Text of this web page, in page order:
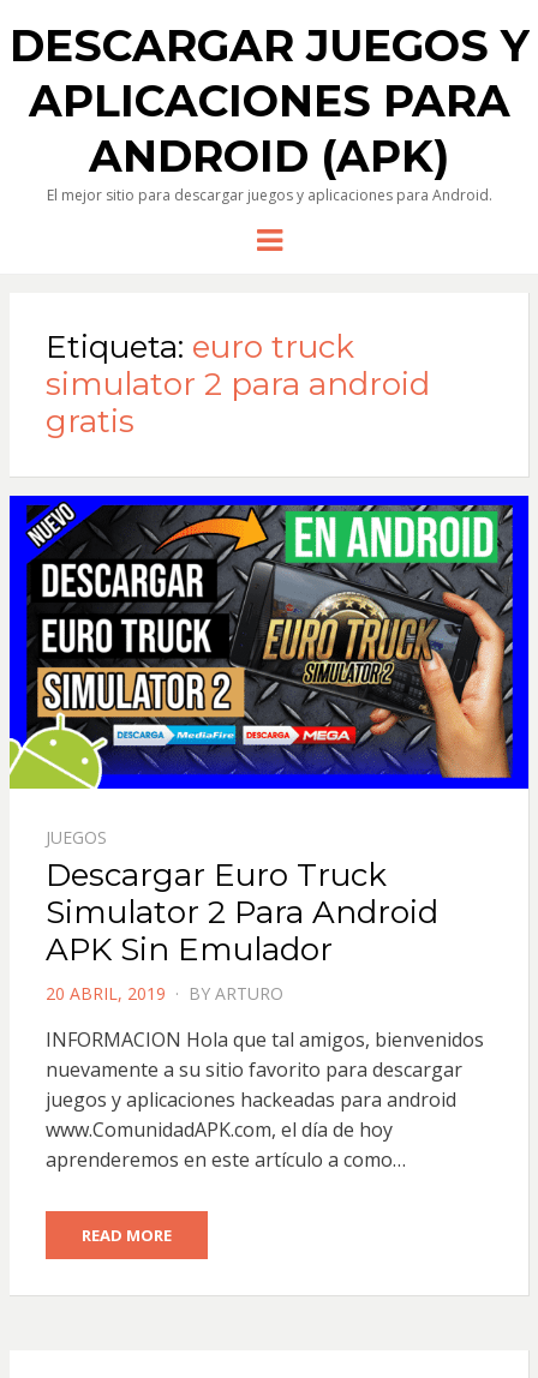
DESCARGAR JUEGOS Y
APLICACIONES PARA
ANDROID (APK)
El mejor sitio para descargar juegos y aplicaciones para Android.
Menu
Etiqueta: euro truck
simulator 2 para android
gratis
JUEGOS
Descargar Euro Truck
Simulator 2 Para Android
APK Sin Emulador
POSTED
20 ABRIL, 2019 BY ARTURO
INFORMACION Hola que tal amigos, bienvenidos
nuevamente a su sitio favorito para descargar
juegos y aplicaciones hackeadas para android
www.ComunidadAPK.com, el día de hoy
aprenderemos en este artículo a como…
READ MORE